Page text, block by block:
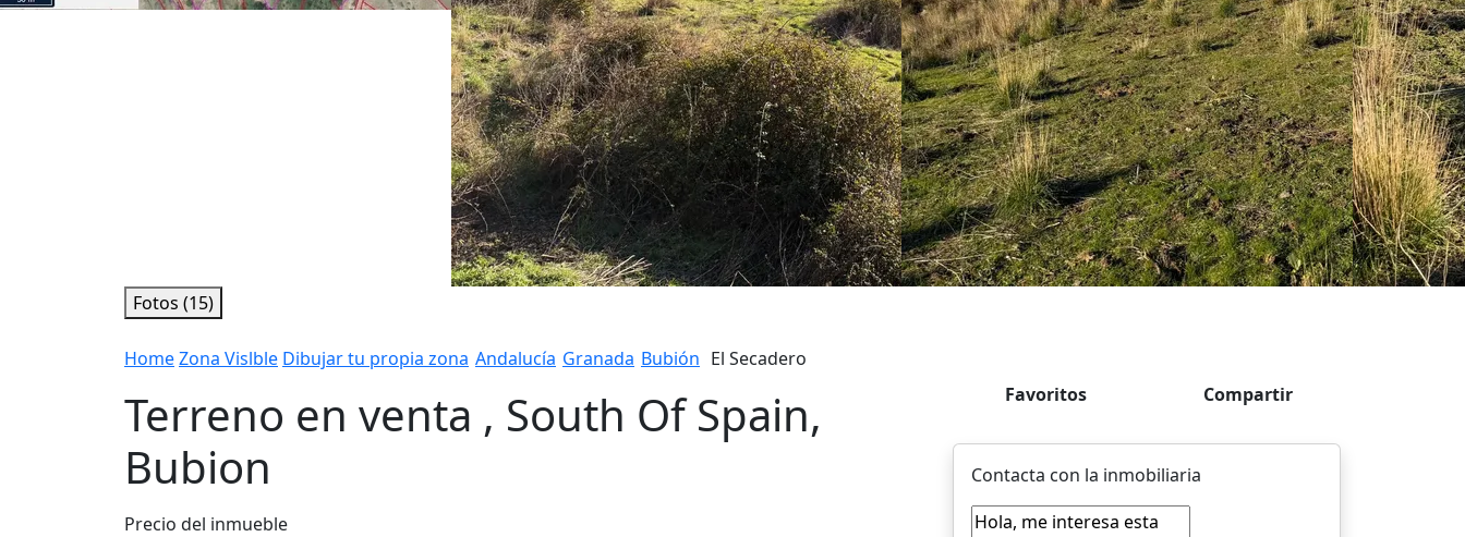
Fotos (15)
HomeZona Vislble Dibujar tu propia zona Andalucía Granada Bubión El Secadero
Terreno en venta , South Of Spain,
Bubion
Precio del inmueble
Favoritos Compartir
Contacta con la inmobiliaria